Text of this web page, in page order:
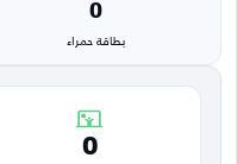
0
بطاقة حمراء
0